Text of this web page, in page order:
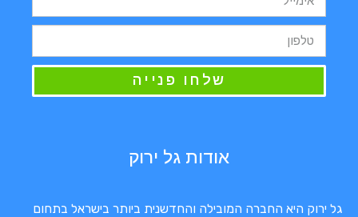
אודות גל ירוק
גל ירוק היא החברה המובילה והחדשנית ביותר בישראל בתחום
שלחו פנייה